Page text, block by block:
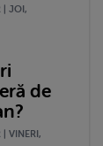
| JOI,
de
VINERI,